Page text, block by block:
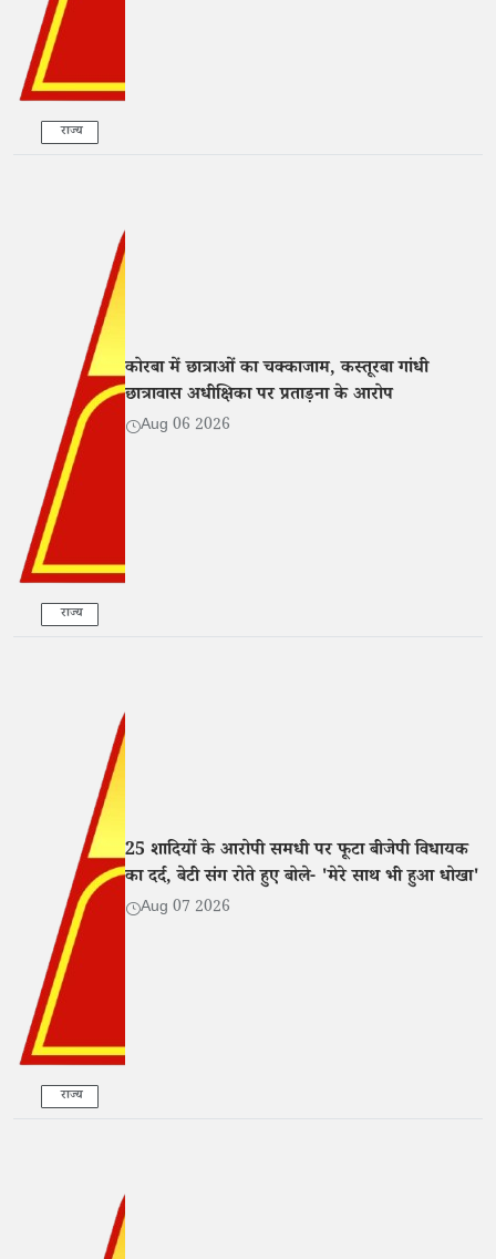
राज्य
राज्य
कोरबा में छात्राओं का चक्काजाम, कस्तूरबा गांधी
छात्रावास अधीक्षिका पर प्रताड़ना के आरोप
Aug 06 2026
राज्य
25 शादियों के आरोपी समधी पर फूटा बीजेपी विधायक
का दर्द, बेटी संग रोते हुए बोले- 'मेरे साथ भी हुआ धोखा'
Aug 07 2026